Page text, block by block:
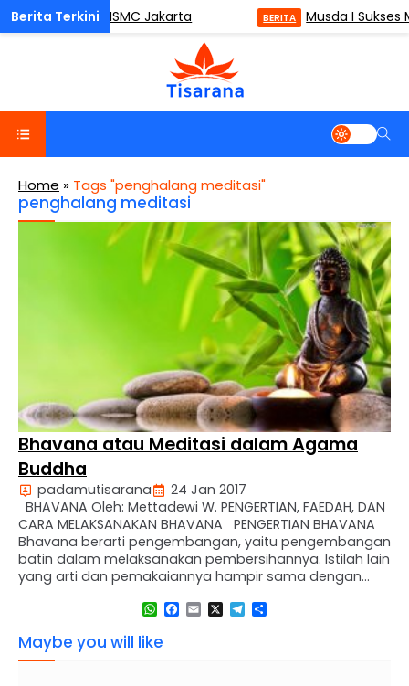
(ODM) di ISMC Jakarta BERITA Musda I Sukses
Home » Tags "penghalang meditasi"
penghalang meditasi
Bhavana atau Meditasi dalam Agama
Buddha
padamutisarana
24 Jan 2017
BHAVANA Oleh: Mettadewi W. PENGERTIAN, FAEDAH, DAN
CARA MELAKSANAKAN BHAVANA PENGERTIAN BHAVANA
Bhavana berarti pengembangan, yaitu pengembangan
batin dalam melaksanakan pembersihannya. Istilah lain
yang arti dan pemakaiannya hampir sama dengan
pikiran pada suatu obyek. Samadhi yang benar
obyek yang dapat menghilangkan …
WhatsApp
Facebook
Email
X Telegram
Maybe you will like